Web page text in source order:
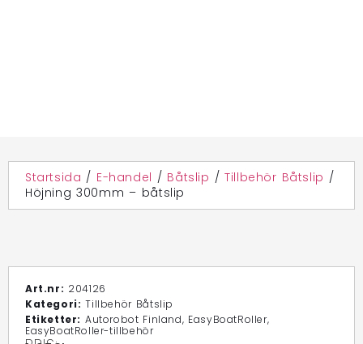
Startsida / E-handel / Båtslip /Tillbehör Båtslip /
Höjning 300mm – båtslip
Art.nr: 204126
Kategori:Tillbehör Båtslip
Etiketter: Autorobot Finland, EasyBoatRoller,
EasyBoatRoller-tillbehör